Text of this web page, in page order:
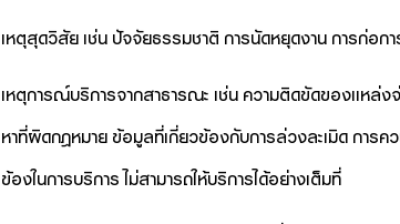
เหตุสุดวิสัย เช่น ปัจจัยธรรมชาติ การนัดหยุดงาน การก่อ
เหตุการณ์บริการจากสาธารณะ เช่น ความติดขัดของแหล่
หาที่ผิดกฎหมาย ข้อมูลที่เกี่ยวข้องกับการล่วงละเมิด การค
ข้องในการบริการ ไม่สามารถให้บริการได้อย่างเต็มที่